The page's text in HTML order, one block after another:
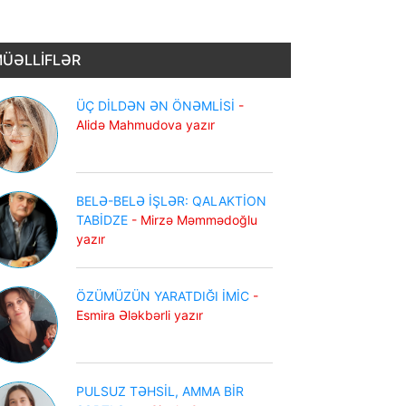
ÜÇ DİLDƏN ƏN ÖNƏMLİSİ -
Alidə Mahmudova yazır
BELƏ-BELƏ İŞLƏR: QALAKTİON
TABİDZE - Mirzə Məmmədoğlu
yazır
ÖZÜMÜZÜN YARATDIĞI İMİC -
Esmira Ələkbərli yazır
PULSUZ TƏHSİL, AMMA BİR